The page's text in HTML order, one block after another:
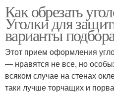
Как обрезать
Уголки для
варианты
Этот прием оформления
— нравятся не все, но
всяком случае на стенах
таки лучше торчащих и